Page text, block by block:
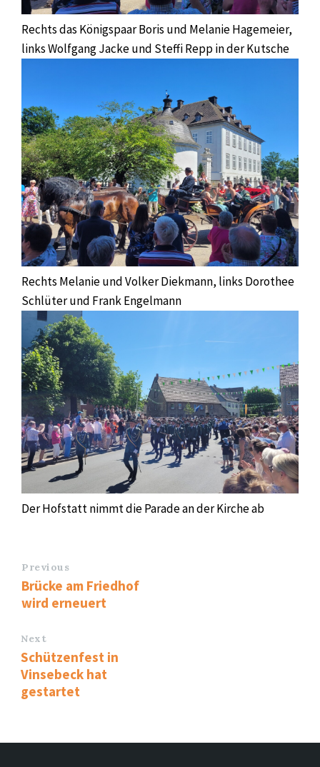
Rechts das Königspaar Boris und Melanie Hagemeier,
links Wolfgang Jacke und Steffi Repp in der Kutsche
Rechts Melanie und Volker Diekmann, links Dorothee
Schlüter und Frank Engelmann
Der Hofstatt nimmt die Parade an der Kirche ab
Previous
Brücke am Friedhof
wird erneuert
Next
Schützenfest in
Vinsebeck hat
gestartet